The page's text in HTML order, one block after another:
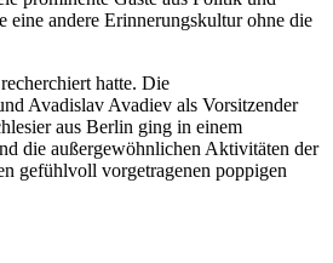
andere Erinnerungskultur ohne die
hatte. Die
Avadislav Avadiev als Vorsitzender
aus Berlin ging in einem
die außergewöhnlichen Aktivitäten der
gefühlvoll vorgetragenen poppigen